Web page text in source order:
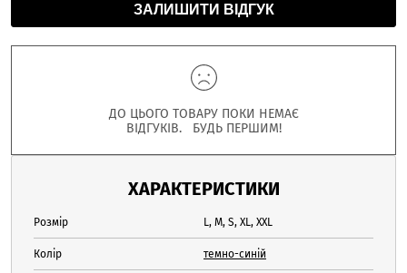
ЗАЛИШИТИ ВІДГУК
ДО ЦЬОГО ТОВАРУ ПОКИ НЕМАЄ
ВІДГУКІВ. БУДЬ ПЕРШИМ!
ХАРАКТЕРИСТИКИ
Розмір L, M, S, XL, XXL
Колір темно-синій